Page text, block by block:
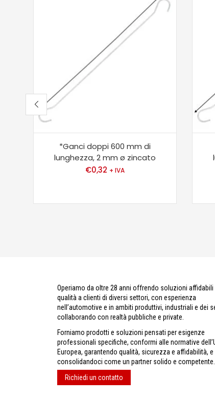
*Ganci doppi 600 mm di
lunghezza, 2 mm ø zincato
€0,32 + IVA
Operiamo da oltre 28 anni offrendo soluzioni affidabili
qualità a clienti di diversi settori, con esperienza
nell’automotive e in ambiti produttivi, industriali e dei
collaborando con realtà pubbliche e private.
Forniamo prodotti e soluzioni pensati per esigenze
professionali specifiche, conformi alle normative
Europea, garantendo qualità, sicurezza e affidabilità, e
consolidandoci come un partner solido e competente.
Richiedi un contatto